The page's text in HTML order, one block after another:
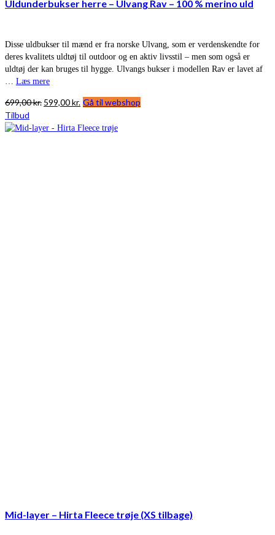
Uldunderbukser herre – Ulvang Rav – 100 % merino uld
Disse uldbukser til mænd er fra norske Ulvang, som er verdenskendte for
deres kvalitets uldtøj til outdoor og en aktiv livsstil – men som også er
uldtøj der kan bruges til hygge. Ulvangs bukser i modellen Rav er lavet af
Læs mere
699,00kr. Den
pris
599,00kr. Den
pris
Gå til webshop
Tilbud
Mid-layer – Hirta Fleece trøje (XS tilbage)